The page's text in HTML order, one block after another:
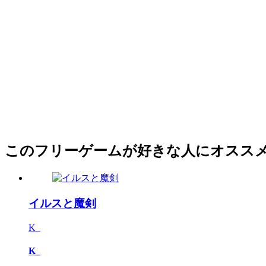
このフリーゲームが好きな人にオスス
イルスと魔剣
K_
K_